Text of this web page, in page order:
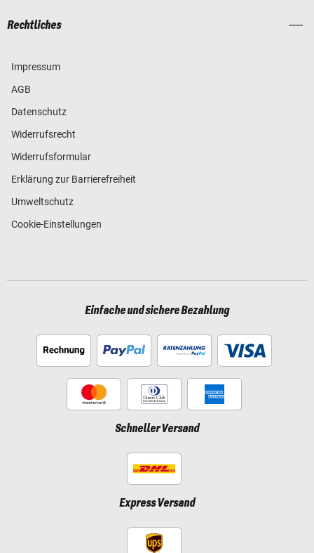
Rechtliches
Impressum
AGB
Datenschutz
Widerrufsrecht
Widerrufsformular
Erklärung zur Barrierefreiheit
Umweltschutz
Cookie-Einstellungen
Einfache und sichere Bezahlung
Schneller Versand
Express Versand